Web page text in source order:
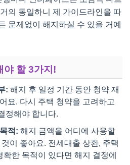
의 동일하니 제 가이드라인을 따
문제없이 해지하실 수 있을 거예
야 할 3가지!
: 해지 후 일정 기간 동안 청약 재
요. 다시 주택 청약을 고려하고
정해야 합니다.
적: 해지 금액을 어디에 사용할
이 좋아요. 전세대출 상환, 주택
확한 목적이 있다면 해지 결정에